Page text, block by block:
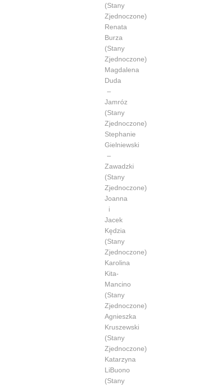
(Stany
Zjednoczone)
Renata
Burza
(Stany
Zjednoczone)
Magdalena
Duda
–
Jamróz
(Stany
Zjednoczone)
Stephanie
Gielniewski
–
Zawadzki
(Stany
Zjednoczone)
Joanna
i
Jacek
Kędzia
(Stany
Zjednoczone)
Karolina
Kita-
Mancino
(Stany
Zjednoczone)
Agnieszka
Kruszewski
(Stany
Zjednoczone)
Katarzyna
LiBuono
(Stany